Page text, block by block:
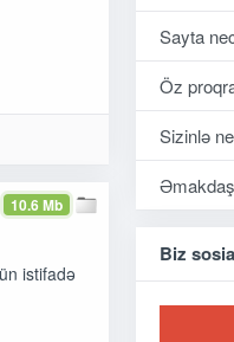
10.6 Mb
istifadə
Sayta
Öz
Sizinlə
Biz